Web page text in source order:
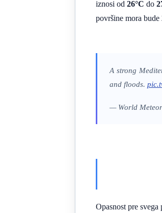
iznosi od 26°C do
površine mora bude
A strong
and floods.
— World
Opasnost pre